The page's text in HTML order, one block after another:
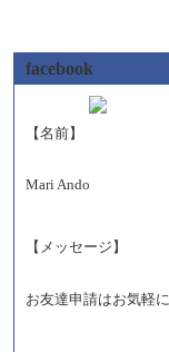
facebook
【名前】
Mari Ando
【メッセージ】
お友達申請はお気軽に